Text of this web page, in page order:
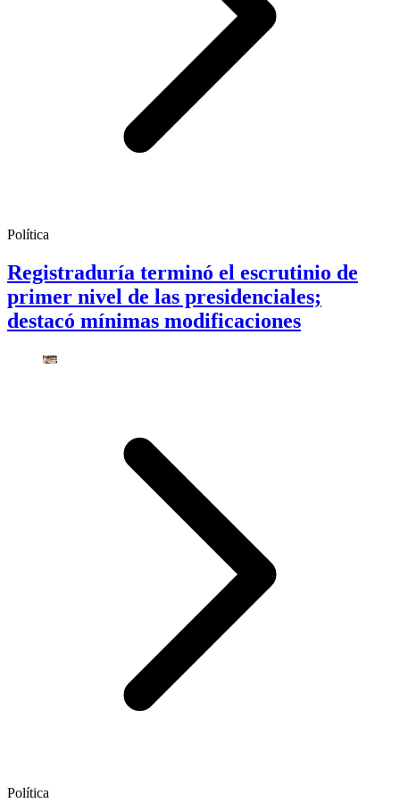
Política
Registraduría terminó el escrutinio de
primer nivel de las presidenciales;
destacó mínimas modificaciones
Política